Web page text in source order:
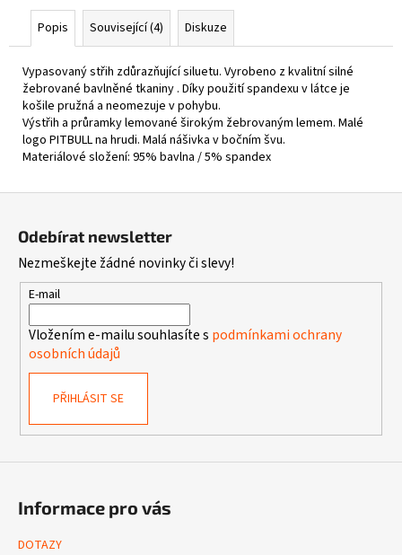
Popis Související (4) Diskuze
Vypasovaný střih zdůrazňující siluetu. Vyrobeno z kvalitní silné
žebrované bavlněné tkaniny . Díky použití spandexu v látce je
košile pružná a neomezuje v pohybu.
Výstřih a průramky lemované širokým žebrovaným lemem. Malé
logo PITBULL na hrudi. Malá nášivka v bočním švu.
Materiálové složení: 95% bavlna / 5% spandex
BURGUNDY
800
Kč
Odebírat newsletter
Nezmeškejte žádné novinky či slevy!
E-mail
Vložením e-mailu souhlasíte s podmínkami ochrany
osobních údajů
PŘIHLÁSIT SE
Informace pro vás
DOTAZY